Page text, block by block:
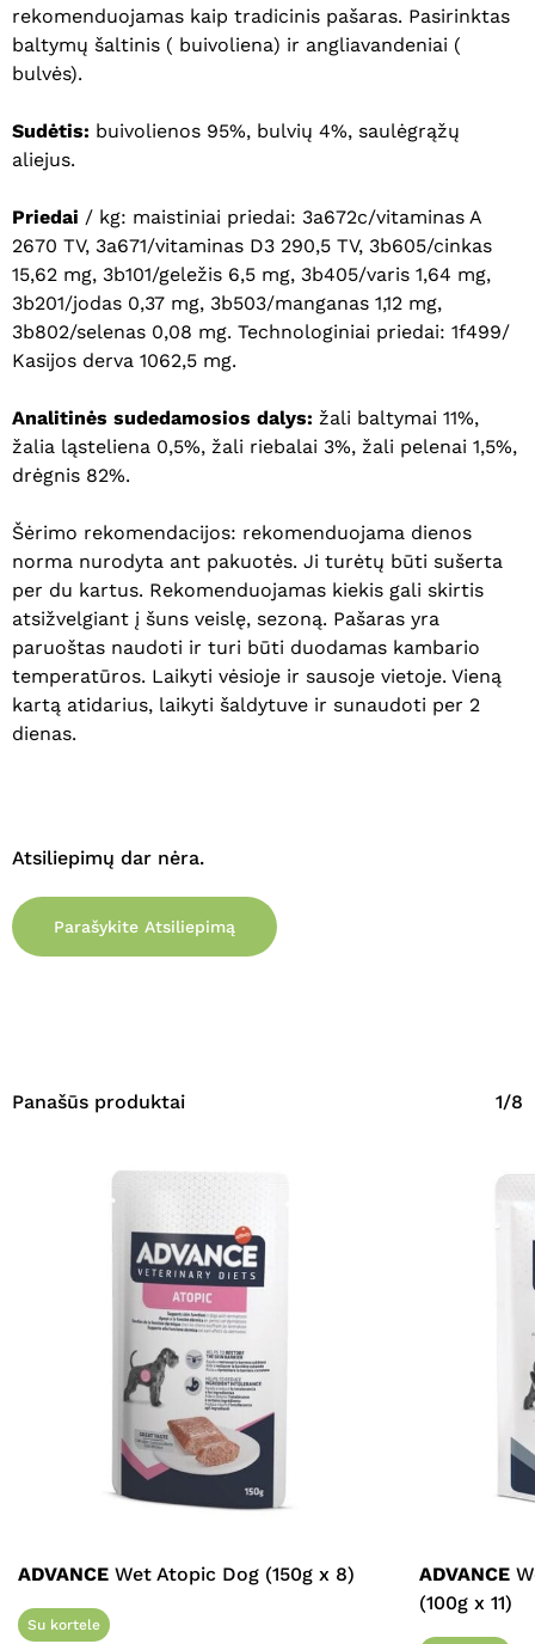
Krepšelyje nėra produktų.
Eiti Į Parduotuvę
rekomenduojamas kaip tradicinis pašaras. Pasirinktas
baltymų šaltinis ( buivoliena) ir angliavandeniai (
bulvės).
Sudėtis: buivolienos 95%, bulvių 4%, saulėgrąžų
aliejus.
Priedai / kg: maistiniai priedai: 3a672c/vitaminas A
2670 TV, 3a671/vitaminas D3 290,5 TV, 3b605/cinkas
15,62 mg, 3b101/geležis 6,5 mg, 3b405/varis 1,64 mg,
3b201/jodas 0,37 mg, 3b503/manganas 1,12 mg,
3b802/selenas 0,08 mg. Technologiniai priedai: 1f499/
Kasijos derva 1062,5 mg.
Analitinės sudedamosios dalys: žali baltymai 11%,
žalia ląsteliena 0,5%, žali riebalai 3%, žali pelenai 1,5%,
drėgnis 82%.
Šėrimo rekomendacijos: rekomenduojama dienos
norma nurodyta ant pakuotės. Ji turėtų būti sušerta
per du kartus. Rekomenduojamas kiekis gali skirtis
atsižvelgiant į šuns veislę, sezoną. Pašaras yra
paruoštas naudoti ir turi būti duodamas kambario
temperatūros. Laikyti vėsioje ir sausoje vietoje. Vieną
kartą atidarius, laikyti šaldytuve ir sunaudoti per 2
dienas.
Atsiliepimų dar nėra.
Parašykite Atsiliepimą
Panašūs produktai 1/8
ADVANCE Wet Atopic Dog (150g x 8)
Su kortele
ADVANCE
(100g x 11)